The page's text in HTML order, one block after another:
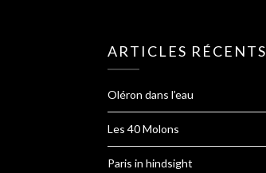
ARTICLES RÉCENTS
Oléron dans l’eau
Les 40 Molons
Paris in hindsight